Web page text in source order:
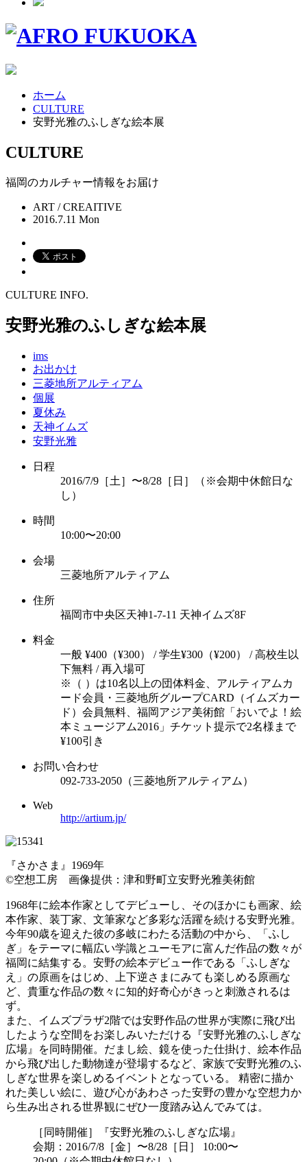
ホーム
CULTURE
安野光雅のふしぎな絵本展
CULTURE
福岡のカルチャー情報をお届け
ART / CREAITIVE
2016.7.11 Mon
CULTURE INFO.
安野光雅のふしぎな絵本展
ims
お出かけ
三菱地所アルティアム
個展
夏休み
天神イムズ
安野光雅
日程
2016/7/9［土］〜8/28［日］（※会期中休館日な
し）
時間
10:00〜20:00
会場
三菱地所アルティアム
住所
福岡市中央区天神1-7-11 天神イムズ8F
料金
一般 ¥400（¥300） / 学生¥300（¥200） / 高校生以
下無料 / 再入場可
※（ ）は10名以上の団体料金、アルティアムカ
ード会員・三菱地所グループCARD（イムズカー
ド）会員無料、福岡アジア美術館「おいでよ！絵
本ミュージアム2016」チケット提示で2名様まで
¥100引き
お問い合わせ
092-733-2050（三菱地所アルティアム）
Web
http://artium.jp/
『さかさま』1969年
©空想工房 画像提供：津和野町立安野光雅美術館
1968年に絵本作家としてデビューし、そのほかにも画家、絵
本作家、装丁家、文筆家など多彩な活躍を続ける安野光雅。
今年90歳を迎えた彼の多岐にわたる活動の中から、「ふし
ぎ」をテーマに幅広い学識とユーモアに富んだ作品の数々が
福岡に結集する。安野の絵本デビュー作である「ふしぎな
え」の原画をはじめ、上下逆さまにみても楽しめる原画な
ど、貴重な作品の数々に知的好奇心がきっと刺激されるは
ず。
また、イムズプラザ2階では安野作品の世界が実際に飛び出
したような空間をお楽しみいただける『安野光雅のふしぎな
広場』を同時開催。だまし絵、鏡を使った仕掛け、絵本作品
から飛び出した動物達が登場するなど、家族で安野光雅のふ
しぎな世界を楽しめるイベントとなっている。 精密に描か
れた美しい絵に、遊び心があわさった安野の豊かな空想力か
ら生み出される世界観にぜひ一度踏み込んでみては。
［同時開催］
『安野光雅のふしぎな広場』
会期：2016/7/8［金］〜8/28［日］ 10:00〜